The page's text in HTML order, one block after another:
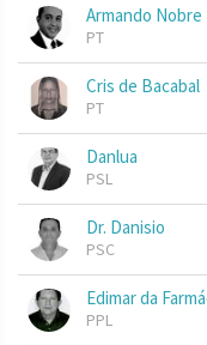
Armando Nobre
PT
Cris de Bacabal
PT
Danlua
PSL
Dr. Danisio
PSC
Edimar da
PPL